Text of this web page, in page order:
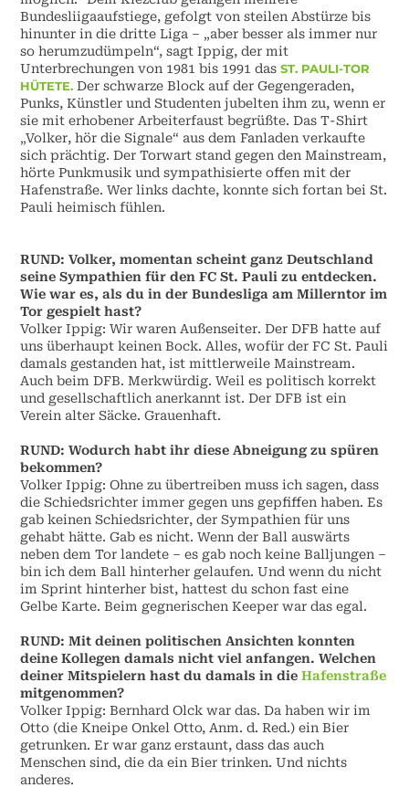
Bundesliigaaufstiege, gefolgt von steilen Abstürze bis
hinunter in die dritte Liga – „aber besser als immer nur
so herumzudümpeln“, sagt Ippig, der mit
Unterbrechungen von 1981 bis 1991 dasST. PAULI-TOR
HÜTETE.Der schwarze Block auf der Gegengeraden,
Punks, Künstler und Studenten jubelten ihm zu, wenn er
sie mit erhobener Arbeiterfaust begrüßte. Das T-Shirt
„Volker, hör die Signale“ aus dem Fanladen verkaufte
sich prächtig. Der Torwart stand gegen den Mainstream,
hörte Punkmusik und sympathisierte offen mit der
Hafenstraße. Wer links dachte, konnte sich fortan bei St.
Pauli heimisch fühlen.
RUND: Volker, momentan scheint ganz Deutschland
seine Sympathien für den FC St. Pauli zu entdecken.
Wie war es, als du in der Bundesliga am Millerntor im
Tor gespielt hast?
Volker Ippig: Wir waren Außenseiter. Der DFB hatte auf
uns überhaupt keinen Bock. Alles, wofür der FC St. Pauli
damals gestanden hat, ist mittlerweile Mainstream.
Auch beim DFB. Merkwürdig. Weil es politisch korrekt
und gesellschaftlich anerkannt ist. Der DFB ist ein
Verein alter Säcke. Grauenhaft.
RUND:Wodurch habt ihr diese Abneigung zu spüren
bekommen?
Volker Ippig:Ohne zu übertreiben muss ich sagen, dass
die Schiedsrichter immer gegen uns gepfiffen haben. Es
gab keinen Schiedsrichter, der Sympathien für uns
gehabt hätte. Gab es nicht. Wenn der Ball auswärts
neben dem Tor landete – es gab noch keine Balljungen –
bin ich dem Ball hinterher gelaufen. Und wenn du nicht
im Sprint hinterher bist, hattest du schon fast eine
Gelbe Karte. Beim gegnerischen Keeper war das egal.
RUND:Mit deinen politischen Ansichten konnten
deine Kollegen damals nicht viel anfangen. Welchen
deiner Mitspielern hast du damals in dieHafenstraße
mitgenommen?
Volker Ippig:Bernhard Olck war das. Da haben wir im
Otto (die Kneipe Onkel Otto, Anm. d. Red.) ein Bier
getrunken. Er war ganz erstaunt, dass das auch
Menschen sind, die da ein Bier trinken. Und nichts
anderes.